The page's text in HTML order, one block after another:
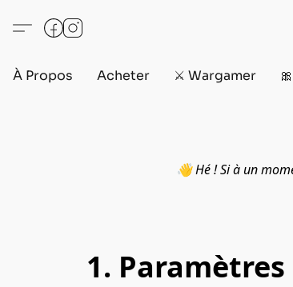
À Propos Acheter ⚔️ Wargamer
👋 Hé ! Si à un
1. Paramètres